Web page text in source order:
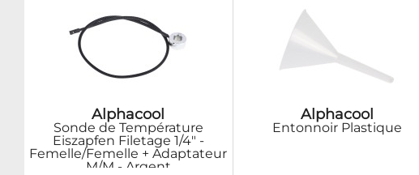
Alphacool
Sonde de Température
Eiszapfen Filetage 1/4" -
Femelle/Femelle + Adaptateur
M/M - Argent
Alphacool
Entonnoir Plastique